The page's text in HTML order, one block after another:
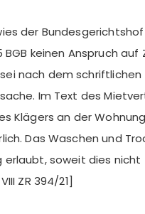
der Bundesgerichtshof
keinen Anspruch auf
nach dem schriftlichen
Im Text des
Klägers an der
Das Waschen und
soweit dies nicht
ZR 394/21]